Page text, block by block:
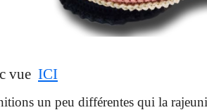
vue ICI
un peu différentes qui la